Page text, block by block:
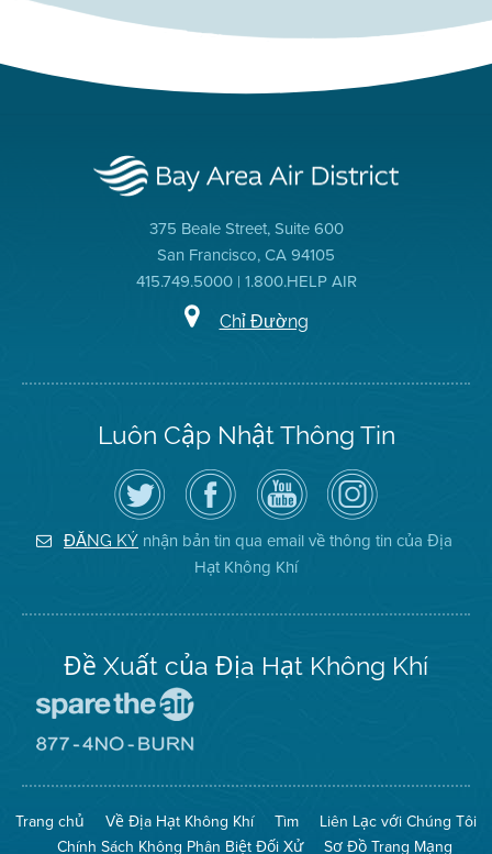
375 Beale Street, Suite 600
San Francisco, CA 94105
415.749.5000 | 1.800.HELP AIR
Chỉ Đường
Luôn Cập Nhật Thông Tin
Hãy
theo
dõi
Địa
Hạt
Không
Truy
cập
Trang
Facebook
của
Địa
Hạt
Kênh
YouTube
của
Địa
Hạt
Không
Khí
Air
District
on
Instagram
ĐĂNG KÝ nhận bản tin qua email về thông tin của Địa
Hạt Không Khí
Đề Xuất của Địa Hạt Không Khí
The
(Bảo
Toàn
Mạng
No
Burn
Trang chủ Về Địa Hạt Không Khí Tìm
Liên Lạc với Chúng Tôi
Chính Sách Không Phân Biệt Đối Xử
Sơ Đồ Trang Mạng